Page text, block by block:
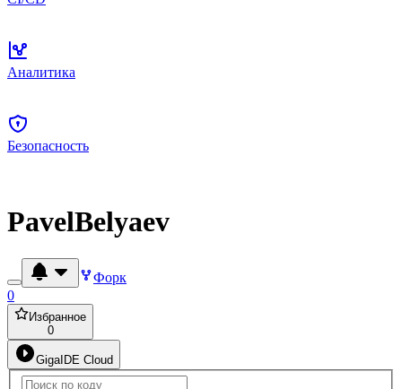
Аналитика
Безопасность
PavelBelyaev
Форк
0
Избранное
0
GigaIDE Cloud